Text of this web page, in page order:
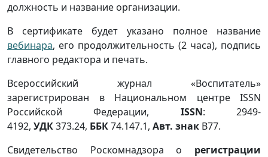
должность и название организации.
В сертификате будет указано полное название
вебинара, его продолжительность (2 часа), подпись
главного редактора и печать.
Всероссийский журнал «Воспитатель»
зарегистрирован в Национальном центре ISSN
Российской Федерации, ISSN: 2949-
4192, УДК373.24, ББК74.147.1, Авт. знак В77.
Свидетельство Роскомнадзора о регистрации